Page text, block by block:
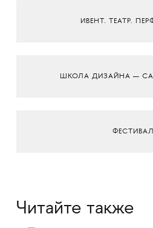
ИВЕНТ. ТЕАТР.
ШКОЛА ДИЗАЙНА —
Читайте также